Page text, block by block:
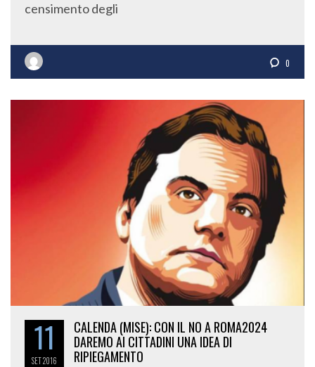
censimento degli
0
11
SET2016
CALENDA (MISE): CON IL NO A ROMA2024
DAREMO AI CITTADINI UNA IDEA DI
RIPIEGAMENTO